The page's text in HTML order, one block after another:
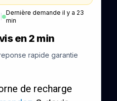
|
Dernière demande il y a 23
min
en 2 min
rapide garantie
de recharge